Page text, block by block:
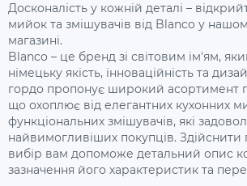
Досконалість у кожній деталі –
мийок та змішувачів від Blanco у
магазині.
Blanco – це бренд зі світовим ім'ям,
німецьку якість, інноваційність та
гордо пропонує широкий асортимент
що охоплює від елегантних кухонних
функціональних змішувачів, які
найвимогливіших покупців.
вибір вам допоможе детальний опис
зазначення його характеристик та